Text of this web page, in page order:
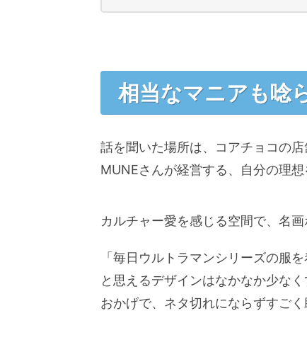
相当なマニアも唸
話を聞いた場所は、コアチョコの
MUNEさんが経営する、自分の理
カルチャー愛を感じる空間で、名
「毎日ウルトラマンシリーズの服
と思えるデザインはなかなか少な
おかげで、ネタ切れにならずすごく